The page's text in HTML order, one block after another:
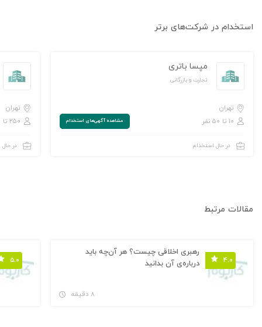
استخدام در شرکت‌های برتر
مپسا باتری
تجارت و بازرگانی
تهران
۱۰ تا ۵۰ نفر
مشاهده‌ آگهی‌های استخدام
در حال استخدام
تهران
۲۵۰ تا ۱,۰۰۰ نفر
در
مقالات مرتبط
۴.۰
رهبری اخلاقی چیست؟ هر آن‌چه باید
درباره‌ی آن بدانید
۸ دقیقه
۵.۰